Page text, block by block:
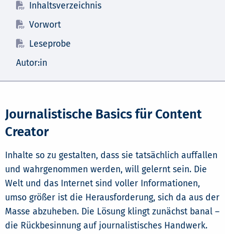
Inhaltsverzeichnis
Vorwort
Leseprobe
Autor:in
Journalistische Basics für Content
Creator
Inhalte so zu gestalten, dass sie tatsächlich auffallen
und wahrgenommen werden, will gelernt sein. Die
Welt und das Internet sind voller Informationen,
umso größer ist die Herausforderung, sich da aus der
Masse abzuheben. Die Lösung klingt zunächst banal –
die Rückbesinnung auf journalistisches Handwerk.